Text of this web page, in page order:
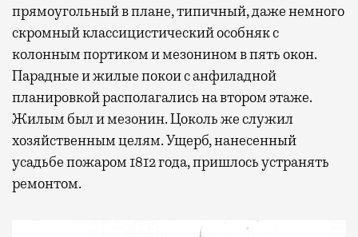
прямоугольный в плане, типичный, даже немного
скромный классицистический особняк с
колонным портиком и мезонином в пять окон.
Парадные и жилые покои с анфиладной
планировкой располагались на втором этаже.
Жилым был и мезонин. Цоколь же служил
хозяйственным целям. Ущерб, нанесенный
усадьбе пожаром 1812 года, пришлось устранять
ремонтом.